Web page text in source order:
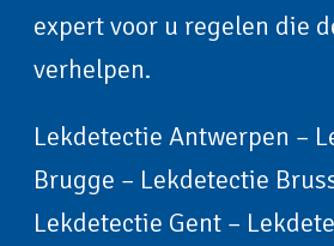
expert voor u regelen die
verhelpen.
Lekdetectie Antwerpen –
Brugge – Lekdetectie
Lekdetectie Gent –